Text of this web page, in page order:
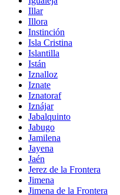
Illar
Illora
Instinción
Isla Cristina
Islantilla
Istán
Iznalloz
Iznate
Iznatoraf
Iznájar
Jabalquinto
Jabugo
Jamilena
Jayena
Jaén
Jerez de la Frontera
Jimena
Jimena de la Frontera